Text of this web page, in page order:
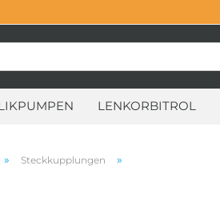
LENKORBITROL
» Steckkupplungen »